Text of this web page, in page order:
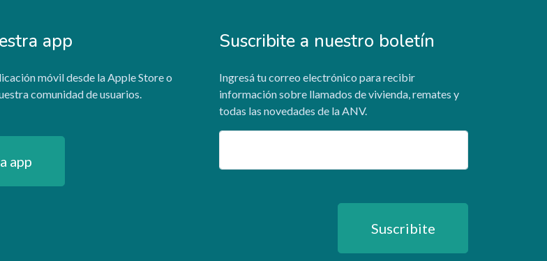
app
móvil desde la Apple Store o
comunidad de usuarios.
app
Suscribite a nuestro boletín
Ingresá tu correo electrónico para recibir
información sobre llamados de vivienda, remates y
todas las novedades de la ANV.
Email
Suscribite